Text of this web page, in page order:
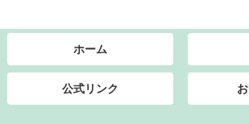
ホーム
公式リンク